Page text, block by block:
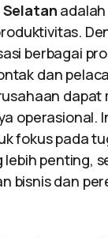
berbagai
dan
dapat
operasional.
fokus pada
penting,
bisnis dan